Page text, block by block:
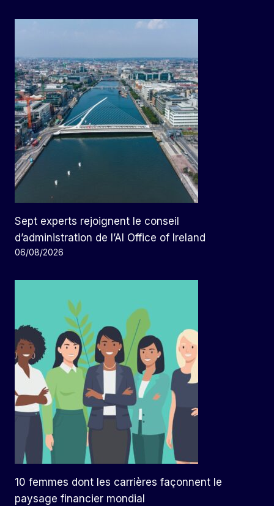
Sept experts rejoignent le conseil
d’administration de l’AI Office of Ireland
06/08/2026
10 femmes dont les carrières façonnent le
paysage financier mondial